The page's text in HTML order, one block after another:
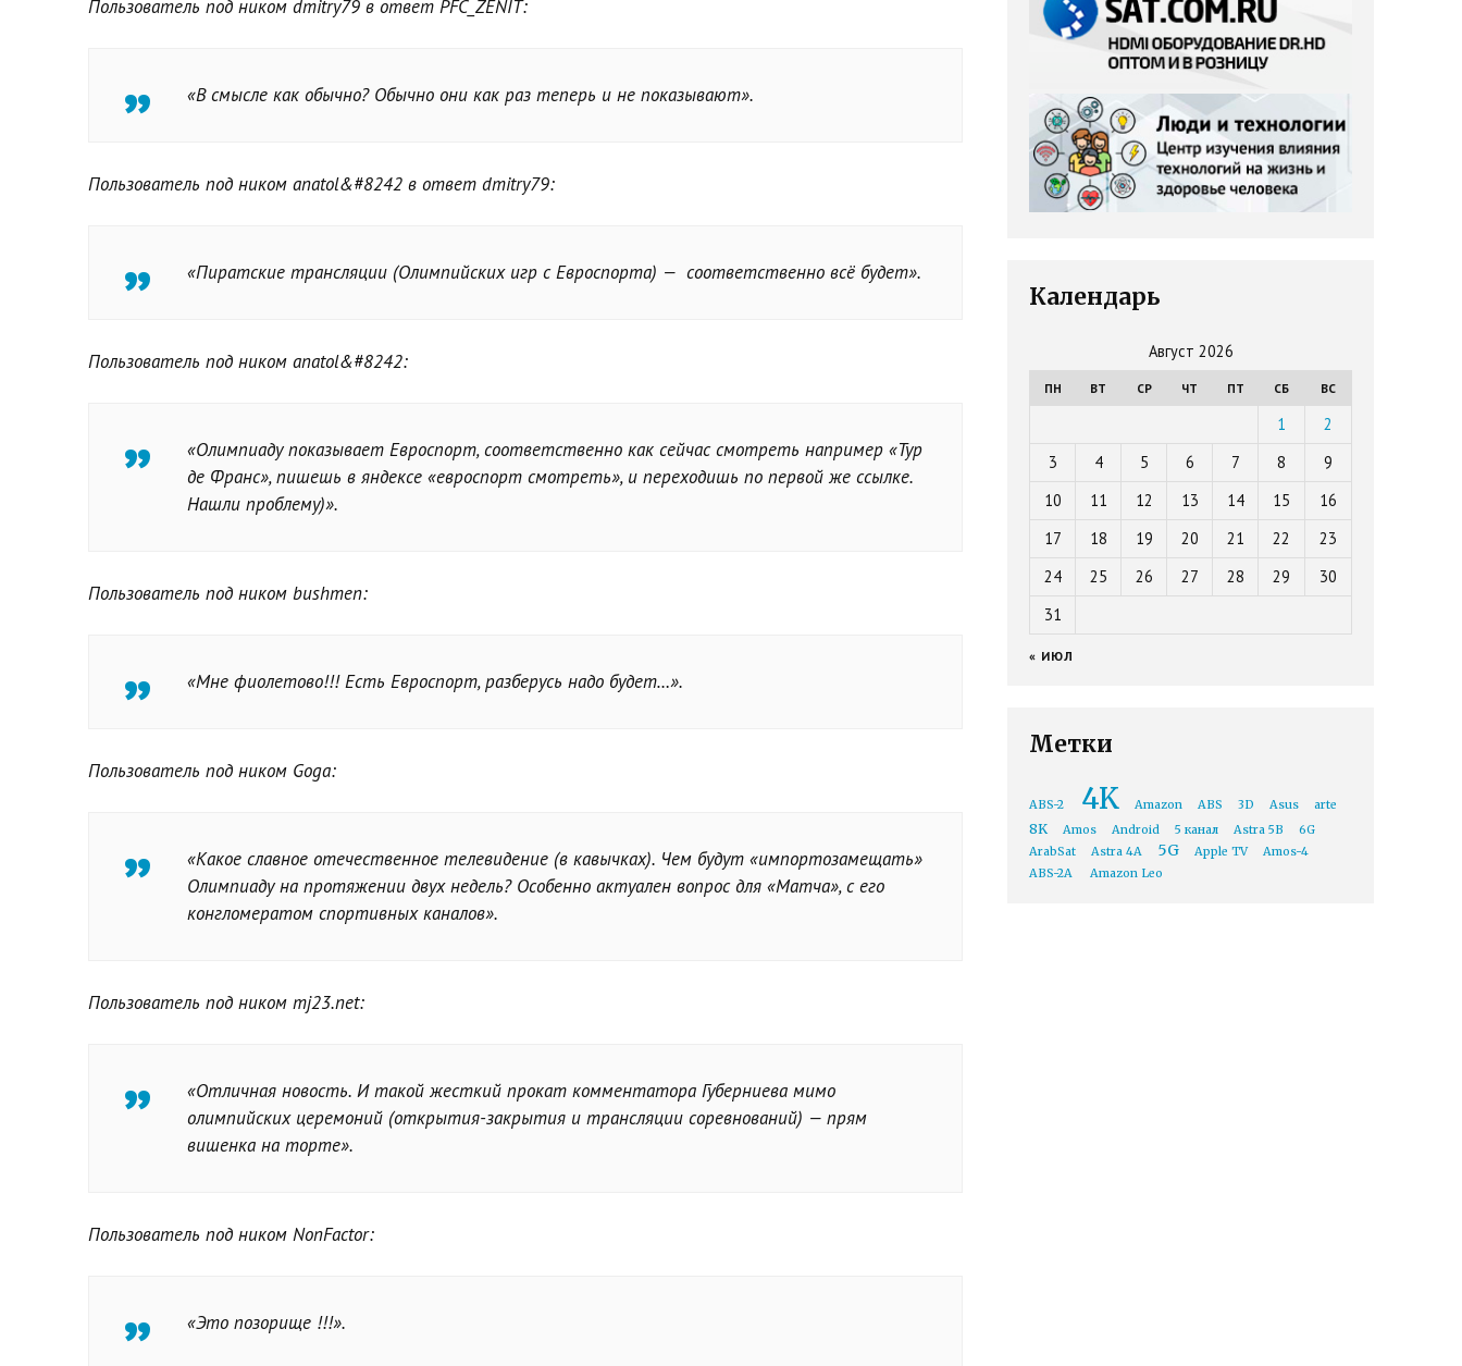
Пользователь под ником dmitry79 в ответ PFC_ZENIT:
«В смысле как обычно? Обычно они как раз теперь и не показывают».
Пользователь под ником anatol&#8242 в ответ dmitry79:
«Пиратские трансляции (Олимпийских игр с Евроспорта) — соответственно всё будет».
Пользователь под ником anatol&#8242:
«Олимпиаду показывает Евроспорт, соответственно как сейчас смотреть например «Тур
де Франс», пишешь в яндексе «евроспорт смотреть», и переходишь по первой же ссылке.
Нашли проблему)».
Пользователь под ником bushmen:
«Мне фиолетово!!! Есть Евроспорт, разберусь надо будет…».
Пользователь под ником Goga:
«Какое славное отечественное телевидение (в кавычках). Чем будут «импортозамещать»
Олимпиаду на протяжении двух недель? Особенно актуален вопрос для «Матча», с его
конгломератом спортивных каналов».
Пользователь под ником mj23.net:
«Отличная новость. И такой жесткий прокат комментатора Губерниева мимо
олимпийских церемоний (открытия-закрытия и трансляции соревнований) — прям
вишенка на торте».
Пользователь под ником NonFactor:
«Это позорище !!!».
Календарь
Август 2026
ПН ВТ СР ЧТ ПТ СБ ВС
1
2
3
4 5 6 7 8
9
10
11 12 13 14 15
16
17
18 19 20 21 22
23
24
25 26 27 28 29
30
31
« ИЮЛ
Метки
ABS-2 4K Amazon ABS 3D Asus arte
8K Amos Android 5 канал Astra 5B
6G
ArabSat
Astra 4A 5G Apple TV
Amos-4
ABS-2A
Amazon Leo